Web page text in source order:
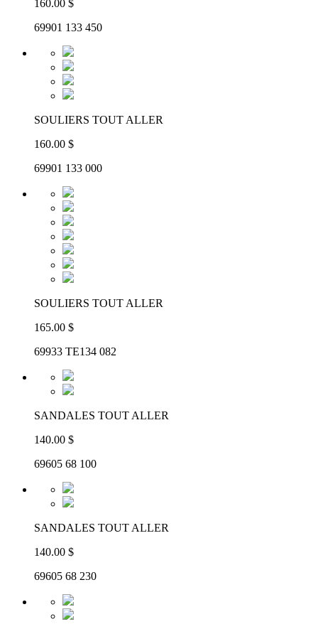
160.00 $
69901 133 450
SOULIERS TOUT ALLER
160.00 $
69901 133 000
SOULIERS TOUT ALLER
165.00 $
69933 TE134 082
SANDALES TOUT ALLER
140.00 $
69605 68 100
SANDALES TOUT ALLER
140.00 $
69605 68 230